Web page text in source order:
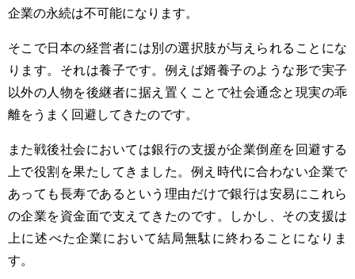
企業の永続は不可能になります。
そこで日本の経営者には別の選択肢が与えられることにな
ります。それは養子です。例えば婿養子のような形で実子
以外の人物を後継者に据え置くことで社会通念と現実の乖
離をうまく回避してきたのです。
また戦後社会においては銀行の支援が企業倒産を回避する
上で役割を果たしてきました。例え時代に合わない企業で
あっても長寿であるという理由だけで銀行は安易にこれら
の企業を資金面で支えてきたのです。しかし、その支援は
上に述べた企業において結局無駄に終わることになりま
す。